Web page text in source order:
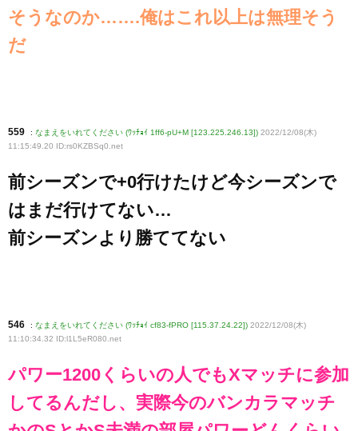
そうなのか…….俺はこれ以上は無理そう
だ
559 : なまえをいれてください (ﾜｯﾁｮｲ 1ff6-pU+M [123.225.246.13]) 2022/12/08(木)
11:15:49.20 ID:rs0KZBSq0 .net
前シーズンで+0行けたけど今シーズンで
はまだ行けてない…
前シーズンより勝ててない
546 : なまえをいれてください (ﾜｯﾁｮｲ cf83-fPRO [115.37.24.22]) 2022/12/08(木)
11:10:34.32 ID:l1L5eR080 .net
パワー1200くらいの人でもXマッチに参加
してるんだし、実際今のバンカラマッチ